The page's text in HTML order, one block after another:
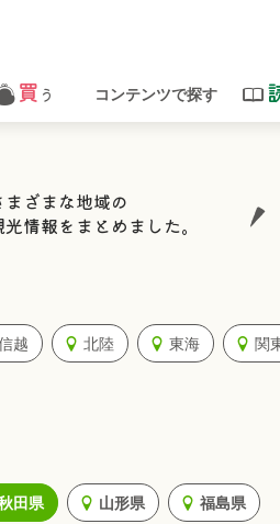
買 う コンテンツで探す
まざまな地域の
情報をまとめました。
越 北陸 東海 関
田県 山形県 福島県